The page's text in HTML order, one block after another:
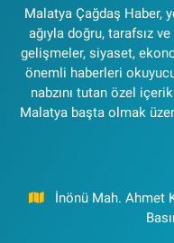
Malatya Çağdaş Haber,
ağıyla doğru, tarafsız
gelişmeler, siyaset,
önemli haberleri
nabzını tutan özel
Malatya başta olmak
İnönü Mah. Ahmet